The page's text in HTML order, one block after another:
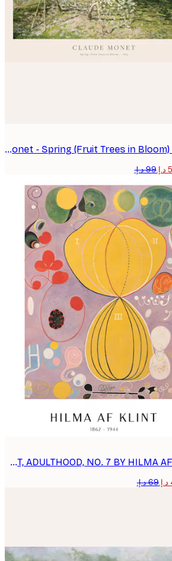
Monet - Spring (Fruit Trees in Bloom) Poster
POSTER - THE TEN LARGEST, ADULTHOOD, NO. 7 BY HILMA AF KLINT